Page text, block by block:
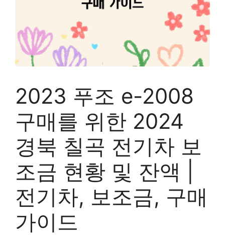
2023 푸조 e-2008
구매를 위한 2024
경북 칠곡 전기차 보
조금 현황 및 잔액 |
전기차, 보조금, 구매
가이드